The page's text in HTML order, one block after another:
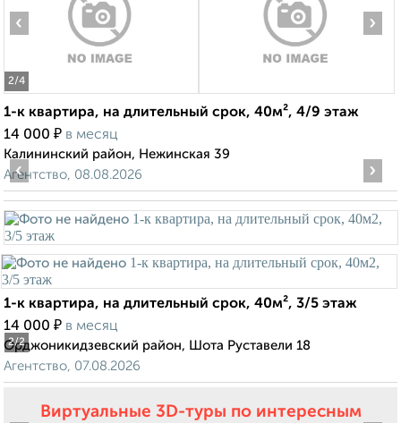
2/4
‹ ›
1-к квартира, на длительный срок, 40м², 4/9 этаж
14 000 ₽ в месяц
Калининский район, Нежинская 39
Агентство, 08.08.2026
2/2
‹ ›
1-к квартира, на длительный срок, 40м², 3/5 этаж
14 000 ₽ в месяц
Орджоникидзевский район, Шота Руставели 18
Агентство, 07.08.2026
Виртуальные 3D-туры по интересным